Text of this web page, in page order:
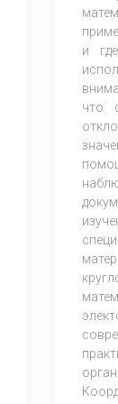
и
что